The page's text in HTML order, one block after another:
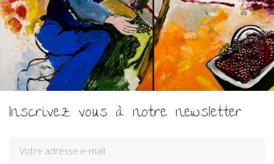
Inscrivez vous à notre newsletter